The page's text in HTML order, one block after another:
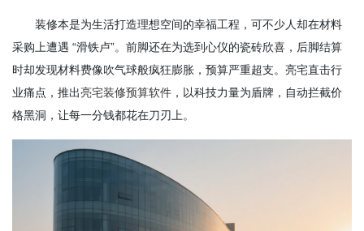
装修本是为生活打造理想空间的幸福工程，可不少人却在材料
采购上遭遇 “滑铁卢”。前脚还在为选到心仪的瓷砖欣喜，后脚结算
时却发现材料费像吹气球般疯狂膨胀，预算严重超支。亮宅直击行
业痛点，推出亮宅装修预算软件 ，以科技力量为盾牌，自动拦截价
格黑洞，让每一分钱都花在刀刃上。